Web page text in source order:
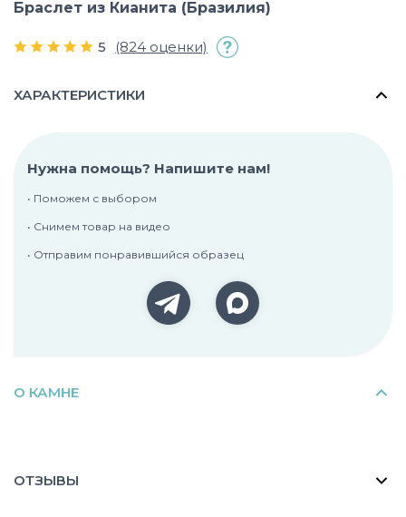
Браслет из Кианита (Бразилия)
5 (824 оценки)
ХАРАКТЕРИСТИКИ
Нужна помощь? Напишите нам!
• Поможем с выбором
• Снимем товар на видео
• Отправим понравившийся образец
О КАМНЕ
ОТЗЫВЫ